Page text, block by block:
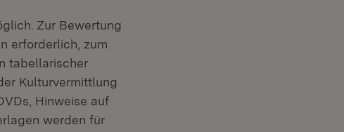
Zur Bewertung
erforderlich, zum
tabellarischer
Kulturvermittlung
Hinweise auf
werden für